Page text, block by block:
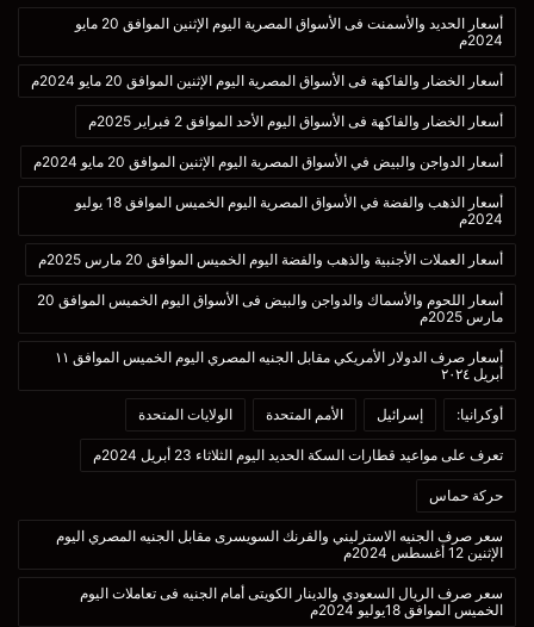
أسعار الحديد والأسمنت فى الأسواق المصرية اليوم الإثنين الموافق 20 مايو
2024م
أسعار الخضار والفاكهة فى الأسواق المصرية اليوم الإثنين الموافق 20 مايو 2024م
أسعار الخضار والفاكهة فى الأسواق اليوم الأحد الموافق 2 فبراير 2025م
أسعار الدواجن والبيض في الأسواق المصرية اليوم الإثنين الموافق 20 مايو 2024م
أسعار الذهب والفضة في الأسواق المصرية اليوم الخميس الموافق 18 يوليو
2024م
أسعار العملات الأجنبية والذهب والفضة اليوم الخميس الموافق 20 مارس 2025م
أسعار اللحوم والأسماك والدواجن والبيض فى الأسواق اليوم الخميس الموافق 20
مارس 2025م
أسعار صرف الدولار الأمريكي مقابل الجنيه المصري اليوم الخميس الموافق ١١
أبريل ٢٠٢٤
أوكرانيا: إسرائيل الأمم المتحدة الولايات المتحدة
تعرف على مواعيد قطارات السكة الحديد اليوم الثلاثاء 23 أبريل 2024م
حركة حماس
سعر صرف الجنيه الاسترليني والفرنك السويسرى مقابل الجنيه المصري اليوم
الإثنين 12 أغسطس 2024م
سعر صرف الريال السعودي والدينار الكويتى أمام الجنيه فى تعاملات اليوم
الخميس الموافق 18يوليو 2024م